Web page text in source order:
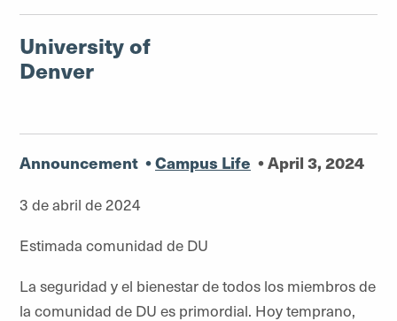
University of
Denver
Announcement •Campus Life •April 3, 2024
3 de abril de 2024
Estimada comunidad de DU
La seguridad y el bienestar de todos los miembros de
la comunidad de DU es primordial. Hoy temprano,